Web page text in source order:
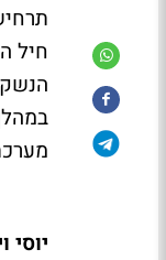
חיל
יוסי